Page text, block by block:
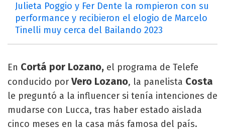
Julieta Poggio y Fer Dente la rompieron con su
performance y recibieron el elogio de Marcelo
Tinelli muy cerca del Bailando 2023
En Cortá por Lozano, el programa de Telefe
conducido porVero Lozano, la panelista Costa
le preguntó a la influencer si tenía intenciones de
mudarse con Lucca, tras haber estado aislada
cinco meses en la casa más famosa del país.